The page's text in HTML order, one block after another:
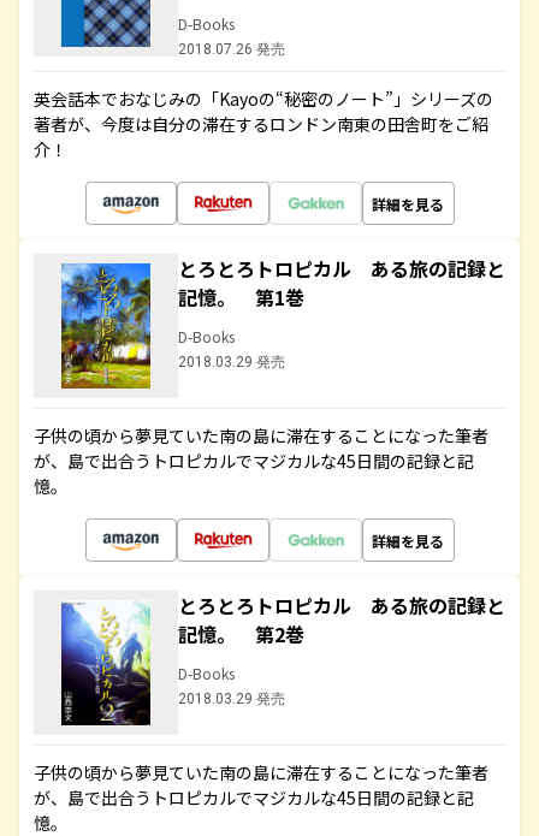
D-Books
2018.07.26 発売
英会話本でおなじみの「Kayoの“秘密のノート”」シリーズの
著者が、今度は自分の滞在するロンドン南東の田舎町をご紹
介！
詳細を見る
とろとろトロピカル ある旅の記録と
記憶。 第1巻
D-Books
2018.03.29 発売
子供の頃から夢見ていた南の島に滞在することになった筆者
が、島で出合うトロピカルでマジカルな45日間の記録と記
憶。
詳細を見る
とろとろトロピカル ある旅の記録と
記憶。 第2巻
D-Books
2018.03.29 発売
子供の頃から夢見ていた南の島に滞在することになった筆者
が、島で出合うトロピカルでマジカルな45日間の記録と記
憶。